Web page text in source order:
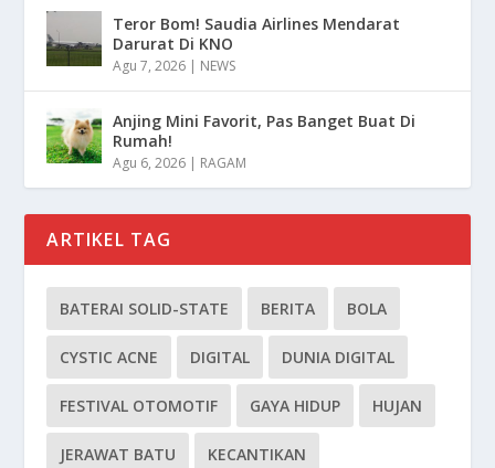
Teror Bom! Saudia Airlines Mendarat
Darurat Di KNO
Agu 7, 2026 | NEWS
Anjing Mini Favorit, Pas Banget Buat Di
Rumah!
Agu 6, 2026 | RAGAM
ARTIKEL TAG
BATERAI SOLID-STATE BERITA BOLA
CYSTIC ACNE DIGITAL DUNIA DIGITAL
FESTIVAL OTOMOTIF GAYA HIDUP HUJAN
JERAWAT BATU KECANTIKAN